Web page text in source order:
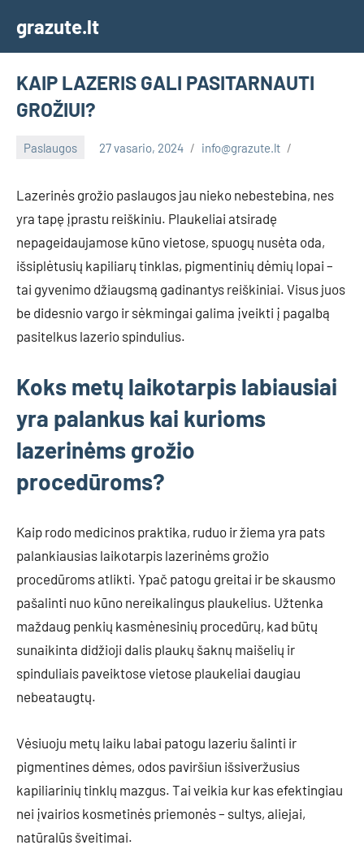
content
grazute.lt
KAIP LAZERIS GALI PASITARNAUTI
GROŽIUI?
Paslaugos 27 vasario, 2024 info@grazute.lt
Lazerinės grožio paslaugos jau nieko nebestebina, nes
yra tapę įprastu reiškiniu. Plaukeliai atsiradę
nepageidaujamose kūno vietose, spuogų nusėta oda,
išsiplėtusių kapiliarų tinklas, pigmentinių dėmių lopai –
tai gyvenimo džiaugsmą gadinantys reiškiniai. Visus juos
be didesnio vargo ir sėkmingai galima įveikti į pagalbą
pasitelkus lazerio spindulius.
Koks metų laikotarpis labiausiai
yra palankus kai kurioms
lazerinėms grožio
procedūroms?
Kaip rodo medicinos praktika, ruduo ir žiema yra pats
palankiausias laikotarpis lazerinėms grožio
procedūroms atlikti. Ypač patogu greitai ir be skausmo
pašalinti nuo kūno nereikalingus plaukelius. Užtenka
maždaug penkių kasmėnesinių procedūrų, kad būtų
sunaikinta didžioji dalis plaukų šaknų maišelių ir
spinduliais paveiktose vietose plaukeliai daugiau
nebeataugtų.
Vėsiuoju metų laiku labai patogu lazeriu šalinti ir
pigmentines dėmes, odos paviršiun išsiveržusius
kapiliarinių tinklų mazgus. Tai veikia kur kas efektingiau
nei įvairios kosmetinės priemonės – sultys, aliejai,
natūralūs šveitimai.